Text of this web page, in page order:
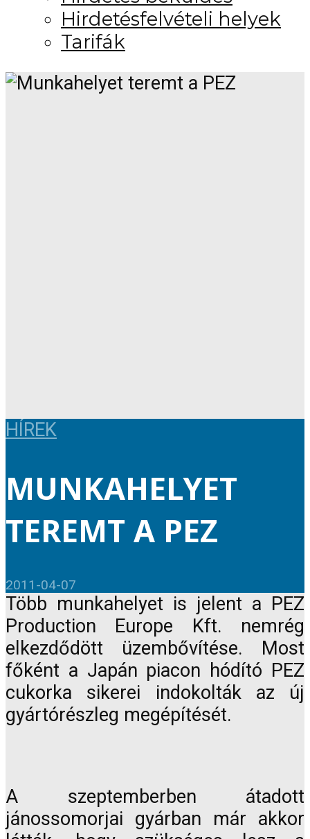
Hirdetésfelvételi helyek
Tarifák
HÍREK
MUNKAHELYET
TEREMT A PEZ
2011-04-07
Több munkahelyet is jelent a PEZ
Production Europe Kft. nemrég
elkezdődött üzembővítése. Most
főként a Japán piacon hódító PEZ
cukorka sikerei indokolták az új
gyártórészleg megépítését.
A szeptemberben átadott
jánossomorjai gyárban már akkor